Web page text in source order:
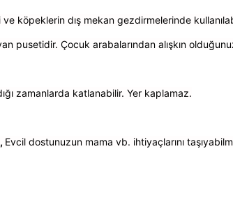
ve köpeklerin dış mekan gezdirmelerinde
pusetidir. Çocuk arabalarından alışkın
zamanlarda katlanabilir. Yer kaplamaz.
Evcil dostunuzun mama vb. ihtiyaçlarını